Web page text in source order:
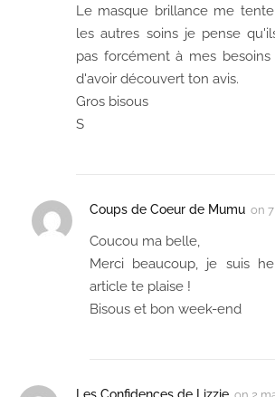
Le masque brillance me
les autres soins je pense
pas forcément à mes
d'avoir découvert ton avis.
Gros bisous
S
Coups de Coeur de Mumu on
Coucou ma belle,
Merci beaucoup, je suis
article te plaise !
Bisous et bon week-end